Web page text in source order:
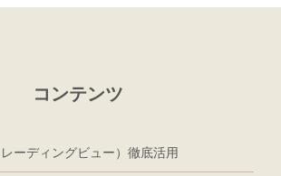
コンテンツ
ーディングビュー）徹底活用